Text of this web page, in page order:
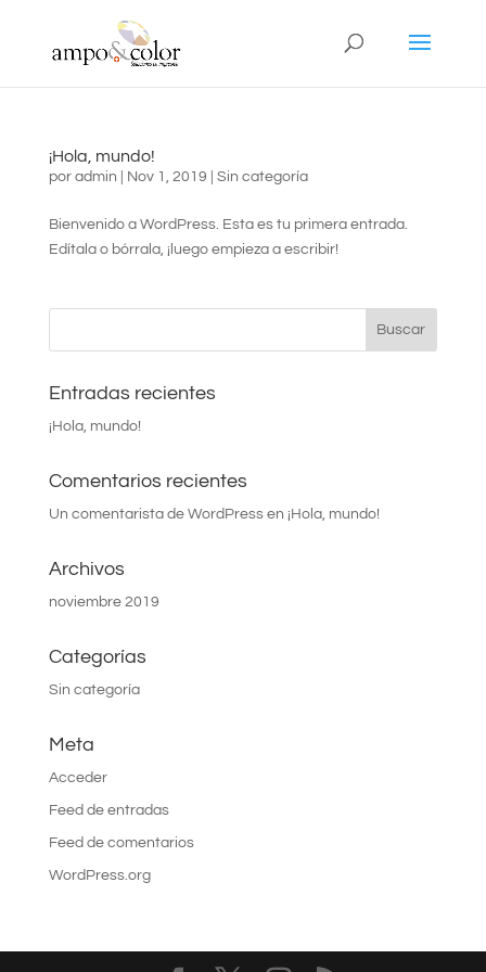
¡Hola, mundo!
por admin Nov 1, 2019 Sin categoría
Bienvenido a WordPress. Esta es tu primera entrada.
Edítala o bórrala, ¡luego empieza a escribir!
Entradas recientes
¡Hola, mundo!
Comentarios recientes
Un comentarista de WordPressen ¡Hola, mundo!
Archivos
noviembre 2019
Categorías
Sin categoría
Meta
Acceder
Feed de entradas
Feed de comentarios
WordPress.org